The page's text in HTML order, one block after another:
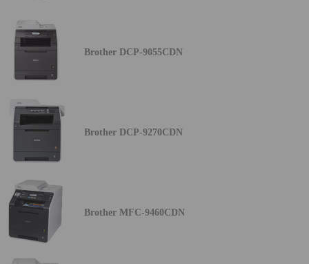
Brother DCP-9055CDN
Brother DCP-9270CDN
Brother MFC-9460CDN